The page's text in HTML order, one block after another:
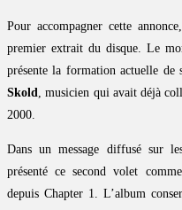
Pour accompagner cette
premier extrait du disque. Le
présente la formation actuelle de
Skold, musicien qui avait déjà
2000.
Dans un message diffusé sur
présenté ce second volet
depuis Chapter 1. L’album